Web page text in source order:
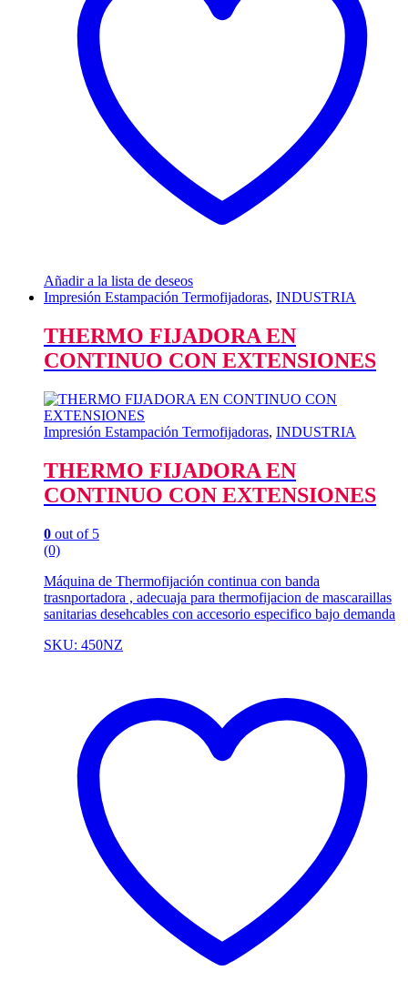
Añadir a la lista de deseos
Impresión Estampación Termofijadoras, INDUSTRIA
THERMO FIJADORA EN
CONTINUO CON EXTENSIONES
Impresión Estampación Termofijadoras, INDUSTRIA
THERMO FIJADORA EN
CONTINUO CON EXTENSIONES
0 out of 5
(0)
Máquina de Thermofijación continua con banda
trasnportadora , adecuaja para thermofijacion de mascaraillas
sanitarias desehcables con accesorio especifico bajo demanda
SKU: 450NZ